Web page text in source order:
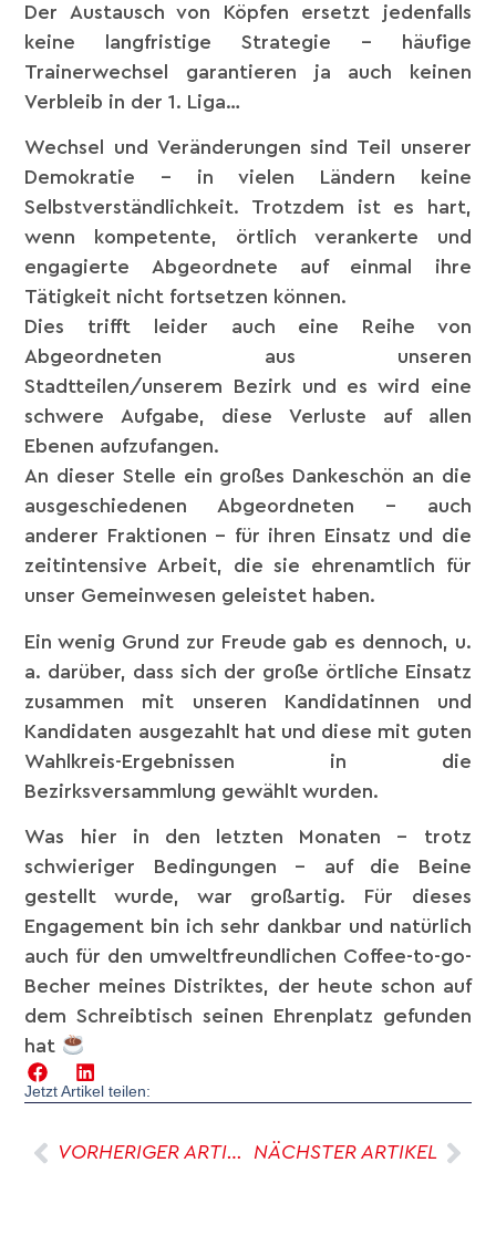
Der Austausch von Köpfen ersetzt jedenfalls
keine langfristige Strategie – häufige
Trainerwechsel garantieren ja auch keinen
Verbleib in der 1. Liga…
Wechsel und Veränderungen sind Teil unserer
Demokratie – in vielen Ländern keine
Selbstverständlichkeit. Trotzdem ist es hart,
wenn kompetente, örtlich verankerte und
engagierte Abgeordnete auf einmal ihre
Tätigkeit nicht fortsetzen können.
Dies trifft leider auch eine Reihe von
Abgeordneten aus unseren
Stadtteilen/unserem Bezirk und es wird eine
schwere Aufgabe, diese Verluste auf allen
Ebenen aufzufangen.
An dieser Stelle ein großes Dankeschön an die
ausgeschiedenen Abgeordneten – auch
anderer Fraktionen – für ihren Einsatz und die
zeitintensive Arbeit, die sie ehrenamtlich für
unser Gemeinwesen geleistet haben.
Ein wenig Grund zur Freude gab es dennoch, u.
a. darüber, dass sich der große örtliche Einsatz
zusammen mit unseren Kandidatinnen und
Kandidaten ausgezahlt hat und diese mit guten
Wahlkreis-Ergebnissen in die
Bezirksversammlung gewählt wurden.
Was hier in den letzten Monaten – trotz
schwieriger Bedingungen – auf die Beine
gestellt wurde, war großartig. Für dieses
Engagement bin ich sehr dankbar und natürlich
auch für den umweltfreundlichen Coffee-to-go-
Becher meines Distriktes, der heute schon auf
dem Schreibtisch seinen Ehrenplatz gefunden
hat
Jetzt Artikel teilen:
VORHERIGER ARTIKEL NÄCHSTER ARTIKEL